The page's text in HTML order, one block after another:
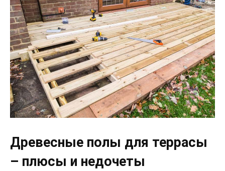
Древесные полы для террасы
– плюсы и недочеты